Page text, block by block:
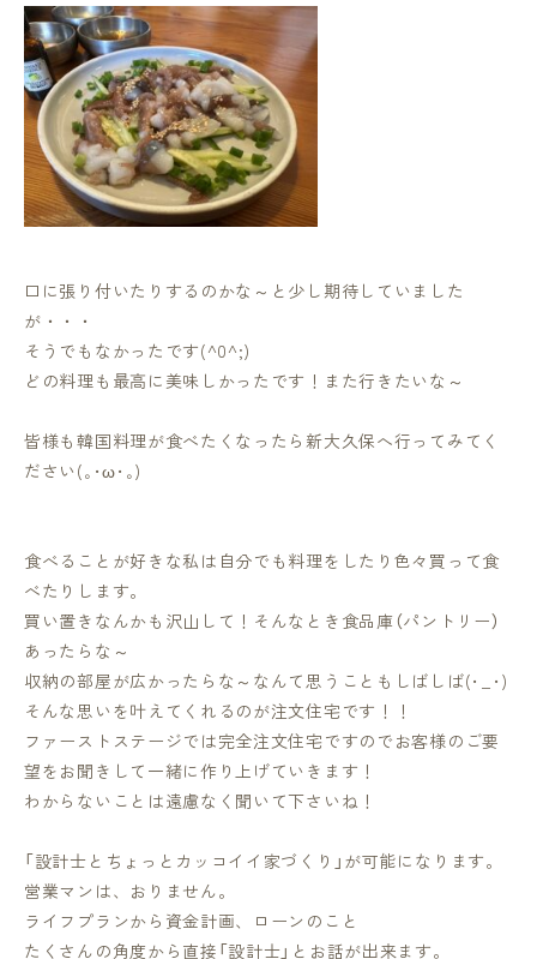
口に張り付いたりするのかな～と少し期待していました
が・・・
そうでもなかったです(^0^;)
どの料理も最高に美味しかったです！また行きたいな～
皆様も韓国料理が食べたくなったら新大久保へ行ってみてく
ださい(｡･ω･｡)
食べることが好きな私は自分でも料理をしたり色々買って食
べたりします。
買い置きなんかも沢山して！そんなとき食品庫（パントリー）
あったらな～
収納の部屋が広かったらな～なんて思うこともしばしば(･_･)
そんな思いを叶えてくれるのが注文住宅です！！
ファーストステージでは完全注文住宅ですのでお客様のご要
望をお聞きして一緒に作り上げていきます！
わからないことは遠慮なく聞いて下さいね！
「設計士とちょっとカッコイイ家づくり」が可能になります。
営業マンは、おりません。
ライフプランから資金計画、ローンのこと
たくさんの角度から直接「設計士」とお話が出来ます。